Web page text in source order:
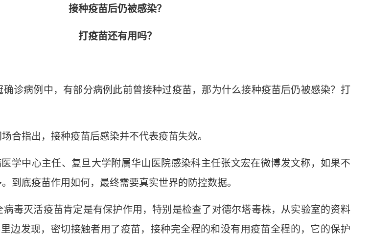
接种疫苗后仍被感染？
打疫苗还有用吗？
病例中，有部分病例此前曾接种过疫苗，那为什么接种疫苗后仍被感染？打
指出，接种疫苗后感染并不代表疫苗失效。
中心主任、复旦大学附属华山医院感染科主任张文宏在微博发文称，如果不
到底疫苗作用如何，最终需要真实世界的防控数据。
灭活疫苗肯定是有保护作用，特别是检查了对德尔塔毒株，从实验室的资料
边发现，密切接触者用了疫苗，接种完全程的和没有用疫苗全程的，它的保护